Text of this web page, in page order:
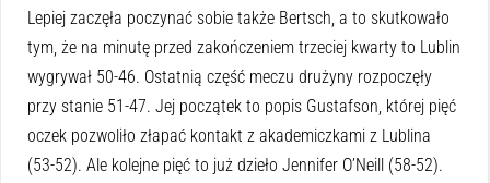
Lepiej zaczęła poczynać sobie także Bertsch, a to skutkowało
tym, że na minutę przed zakończeniem trzeciej kwarty to Lublin
wygrywał 50-46. Ostatnią część meczu drużyny rozpoczęły
przy stanie 51-47. Jej początek to popis Gustafson, której pięć
oczek pozwoliło złapać kontakt z akademiczkami z Lublina
(53-52). Ale kolejne pięć to już dzieło Jennifer O’Neill (58-52).